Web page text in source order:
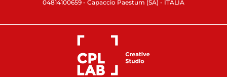
04814100659 - Capaccio Paestum (SA) - ITALIA